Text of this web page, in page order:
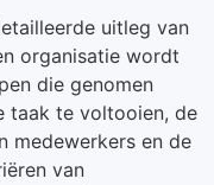
uitleg van
organisatie wordt
die genomen
taak te voltooien, de
medewerkers en de
van